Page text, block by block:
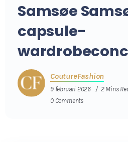
Samsøe
capsule-
CoutureFashion
9 februari 2026 2 Mins
0 Comments